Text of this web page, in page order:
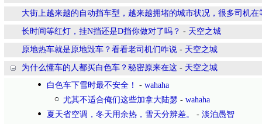
大街上越来越的自动挡车型，越来越拥堵的城市状况，很多司机在
长时间等红灯，挂N挡还是D挡你做对了吗？ - 天空之城
原地热车就是原地毁车？看看老司机们咋说 - 天空之城
为什么懂车的人都买白色车？秘密原来在这 - 天空之城
白色车下雪时最不安全！
- wahaha
尤其不适合俺们这些加拿大陆瑟 - wahaha
夏天省空调，冬天用余热，雪天分辨差。
- 淡泊愚智